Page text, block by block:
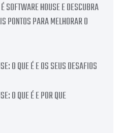
SOFTWARE HOUSE E DESCUBRA
PONTOS PARA MELHORAR O
O QUE É E OS SEUS DESAFIOS
O QUE É E POR QUE